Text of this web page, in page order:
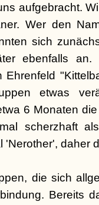
aufgebracht.
Wer den
sich
ebenfalls
etwas
6 Monaten
scherzhaft
daher
die sich
Bereits